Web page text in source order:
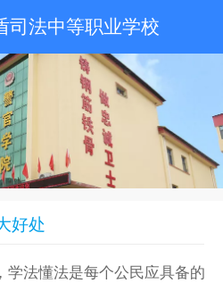
司法中等职业学校
好处
学法懂法是每个公民应具备的